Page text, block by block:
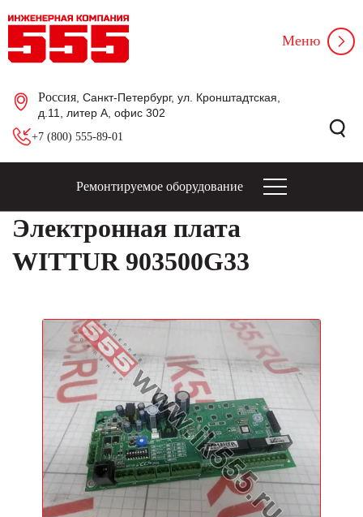
Россия , Санкт-Петербург, ул. Кронштадтская,
д.11, литер А, офис 302
+7 (800) 555-89-01
Меню
Ремонтируемое оборудование
Электронная плата
WITTUR 903500G33